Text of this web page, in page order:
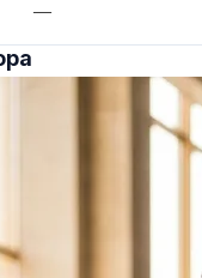
—